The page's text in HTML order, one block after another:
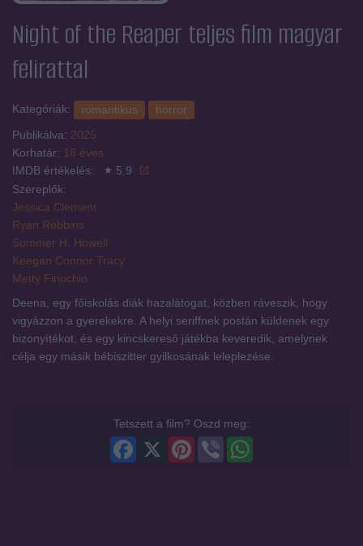
Night of the Reaper teljes film magyar
felirattal
Kategóriák: romantikus
horror
Publikálva: 2025
Korhatár: 18 éves
IMDB értékelés:
5.9
Szereplők:
Jessica Clement
Ryan Robbins
Summer H. Howell
Keegan Connor Tracy
Matty Finochio
Deena, egy főiskolás diák hazalátogat, közben ráveszik, hogy
vigyázzon a gyerekekre. A helyi seriffnek postán küldenek egy
bizonyítékot, és egy kincskereső játékba keveredik, amelynek
célja egy másik bébiszitter gyilkosának leleplezése.
Tetszett a film? Oszd meg:
Viber
Pinterest
Facebook